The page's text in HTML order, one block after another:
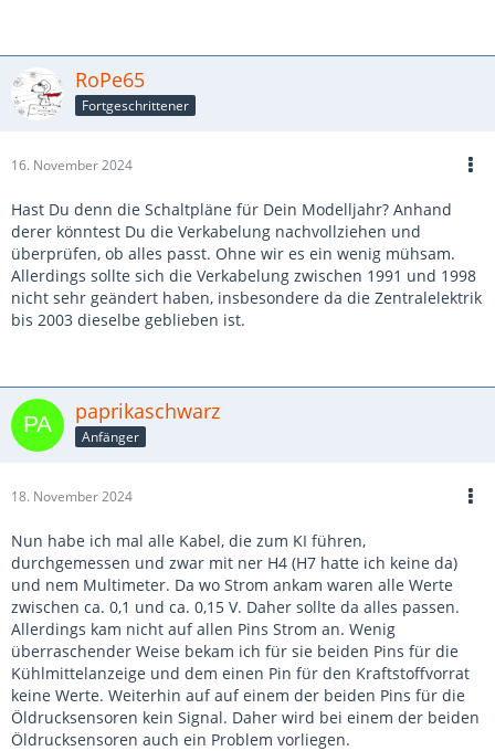
RoPe65
Fortgeschrittener
16. November 2024
Hast Du denn die Schaltpläne für Dein Modelljahr? Anhand
derer könntest Du die Verkabelung nachvollziehen und
überprüfen, ob alles passt. Ohne wir es ein wenig mühsam.
Allerdings sollte sich die Verkabelung zwischen 1991 und 1998
nicht sehr geändert haben, insbesondere da die Zentralelektrik
bis 2003 dieselbe geblieben ist.
paprikaschwarz
Anfänger
18. November 2024
Nun habe ich mal alle Kabel, die zum KI führen,
durchgemessen und zwar mit ner H4 (H7 hatte ich keine da)
und nem Multimeter. Da wo Strom ankam waren alle Werte
zwischen ca. 0,1 und ca. 0,15 V. Daher sollte da alles passen.
Allerdings kam nicht auf allen Pins Strom an. Wenig
überraschender Weise bekam ich für sie beiden Pins für die
Kühlmittelanzeige und dem einen Pin für den Kraftstoffvorrat
keine Werte. Weiterhin auf auf einem der beiden Pins für die
Öldrucksensoren kein Signal. Daher wird bei einem der beiden
Öldrucksensoren auch ein Problem vorliegen.